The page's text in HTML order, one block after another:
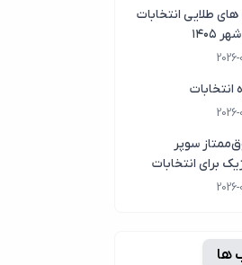
طلایی انتخابات
۱۴۰۵
انتخابات
سوپر
برای انتخابات
ها